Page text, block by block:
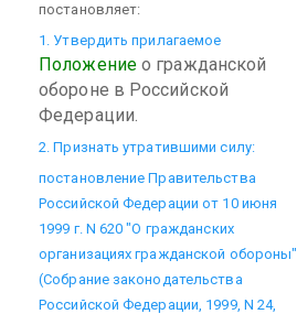
постановляет:
1. Утвердить прилагаемое
Положениео гражданской
обороне в Российской
Федерации.
2. Признать утратившими силу:
постановление Правительства
Российской Федерации от 10 июня
1999 г. N 620 "О гражданских
организациях гражданской обороны"
(Собрание законодательства
Российской Федерации, 1999, N 24,